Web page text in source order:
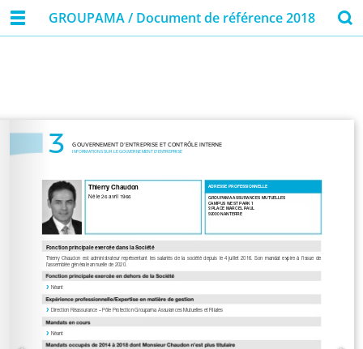
GROUPAMA / Document de référence 2018